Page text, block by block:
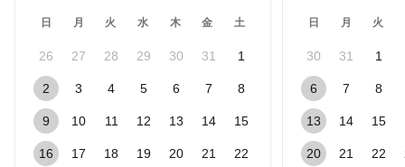
日 月 火 水 木 金 土
26 27 28 29 30 31 1
2 3 4 5 6 7 8
9 10 11 12 13 14 15
16 17 18 19 20 21 22
日 月 火
30 31 1
6 7 8
13 14 15
20 21 22